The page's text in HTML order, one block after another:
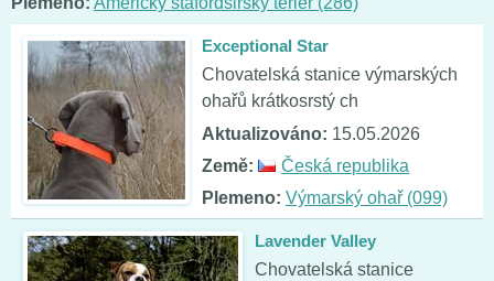
Exceptional Star
Chovatelská stanice výmarských
ohařů krátkosrstý ch
Aktualizováno: 15.05.2026
Země:
Česká republika
Plemeno: Výmarský ohař (099)
Lavender Valley
Chovatelská stanice